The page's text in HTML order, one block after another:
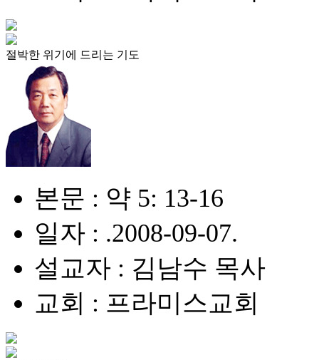
절박한 위기에 드리는 기도
본문 : 약 5: 13-16
일자 : .2008-09-07.
설교자 : 김남수 목사
교회 : 프라미스교회